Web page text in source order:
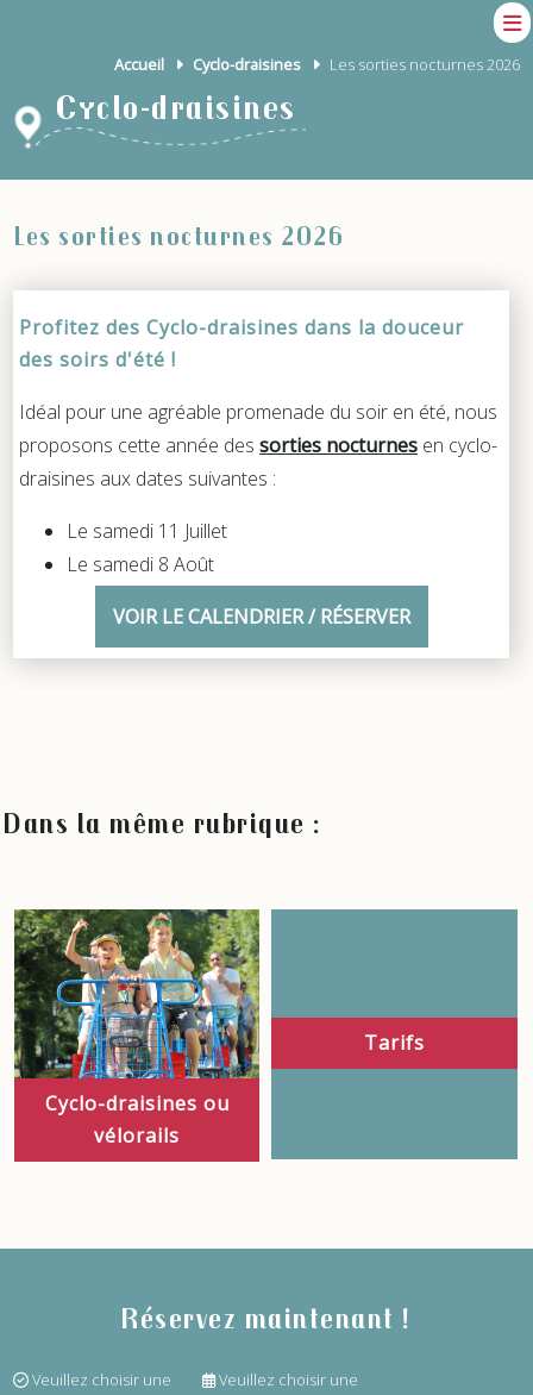
Accueil Cyclo-draisines Les sorties nocturnes 2026
Cyclo-draisines
Les sorties nocturnes 2026
Profitez des Cyclo-draisines dans la douceur
des soirs d'été !
Idéal pour une agréable promenade du soir en été, nous
proposons cette année dessorties nocturnes en cyclo-
draisines aux dates suivantes :
Le samedi 11 Juillet
Le samedi 8 Août
VOIR LE CALENDRIER / RÉSERVER
Dans la même rubrique :
Cyclo-draisines ou
vélorails
Tarifs
Réservez maintenant !
Veuillez choisir une
Veuillez choisir une